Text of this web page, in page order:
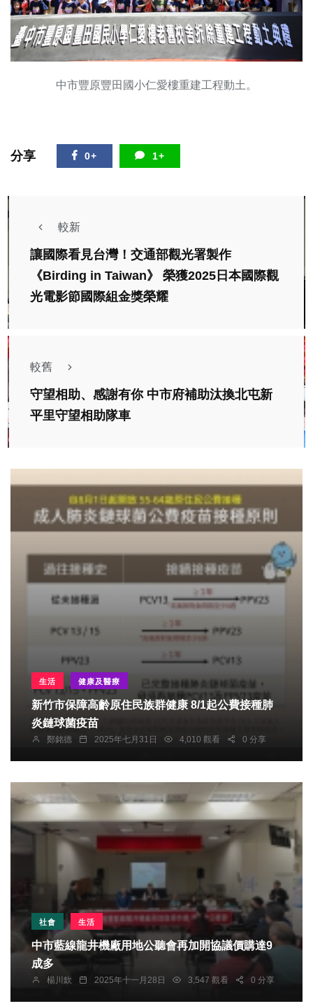
中市豐原豐田國小仁愛樓重建工程動土。
分享 0+ 1+
較新
讓國際看見台灣！交通部觀光署製作
《Birding in Taiwan》 榮獲2025日本國際觀
光電影節國際組金獎榮耀
較舊
守望相助、感謝有你 中市府補助汰換北屯新
平里守望相助隊車
生活 健康及醫療
新竹市保障高齡原住民族群健康 8/1起公費接種肺
炎鏈球菌疫苗
鄭銘德 2025年七月31日 4,010 觀看 0 分享
社會 生活
中市藍線龍井機廠用地公聽會再加開協議價購達9
成多
楊川欽 2025年十一月28日 3,547 觀看 0 分享